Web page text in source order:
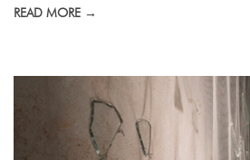
READ MORE →